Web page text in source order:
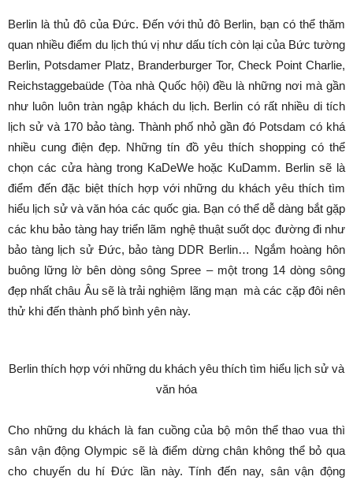
Berlin là thủ đô của Đức. Đến với thủ đô Berlin, bạn có thể thăm
quan nhiều điểm du lịch thú vị như dấu tích còn lại của Bức tường
Berlin, Potsdamer Platz, Branderburger Tor, Check Point Charlie,
Reichstaggebaüde (Tòa nhà Quốc hội) đều là những nơi mà gần
như luôn luôn tràn ngập khách du lịch. Berlin có rất nhiều di tích
lịch sử và 170 bảo tàng. Thành phố nhỏ gần đó Potsdam có khá
nhiều cung điện đẹp. Những tín đồ yêu thích shopping có thể
chọn các cửa hàng trong KaDeWe hoặc KuDamm. Berlin sẽ là
điểm đến đặc biệt thích hợp với những du khách yêu thích tìm
hiểu lịch sử và văn hóa các quốc gia. Bạn có thể dễ dàng bắt gặp
các khu bảo tàng hay triển lãm nghệ thuật suốt dọc đường đi như
bảo tàng lịch sử Đức, bảo tàng DDR Berlin… Ngắm hoàng hôn
buông lững lờ bên dòng sông Spree – một trong 14 dòng sông
đẹp nhất châu Âu sẽ là trải nghiệm lãng mạn mà các cặp đôi nên
thử khi đến thành phố bình yên này.
Berlin thích hợp với những du khách yêu thích tìm hiểu lịch sử và
văn hóa
Cho những du khách là fan cuồng của bộ môn thể thao vua thì
sân vận động Olympic sẽ là điểm dừng chân không thể bỏ qua
cho chuyến du hí Đức lần này. Tính đến nay, sân vận động